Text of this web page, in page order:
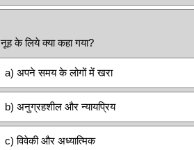
नूह के लिये क्या कहा गया?
a) अपने समय के लोगों में खरा
b) अनुग्रहशील और न्यायप्रिय
c) विवेकी और अध्यात्मिक